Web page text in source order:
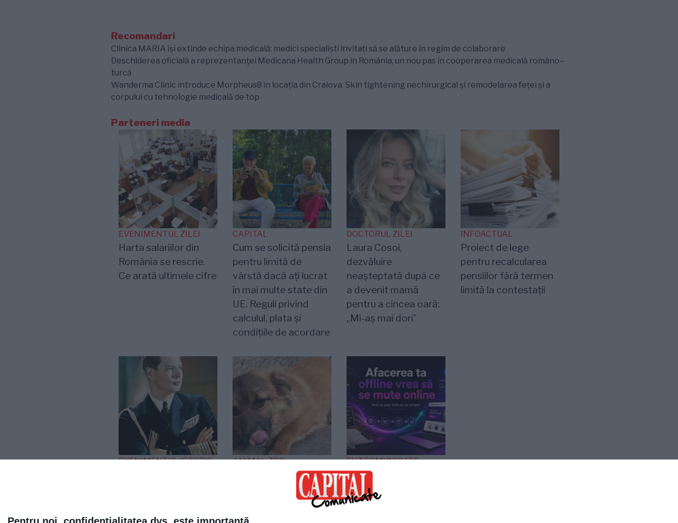
Recomandari
Clinica MARIA își extinde echipa medicală: medici specialiști invitați să se alăture în regim de colaborare
Deschiderea oficială a reprezentanței Medicana Health Group în România, un nou pas în cooperarea medicală româno–
turcă
Wanderma Clinic introduce Morpheus8 în locația din Craiova: Skin tightening nechirurgical și remodelarea feței și a
corpului cu tehnologie medicală de top
Parteneri media
EVENIMENTUL ZILEI
Harta salariilor din
România se rescrie.
Ce arată ultimele cifre
CAPITAL
Cum se solicită pensia
pentru limită de
vârstă dacă ați lucrat
în mai multe state din
UE. Reguli privind
calculul, plata și
condițiile de acordare
DOCTORUL ZILEI
Laura Cosoi,
dezvăluire
neașteptată după ce
a devenit mamă
pentru a cincea oară:
„Mi-aș mai dori”
INFOACTUAL
Proiect de lege
pentru recalcularea
pensiilor fără termen
limită la contestații
EVENIMENTUL ISTORIC
Regele Mihai după
ANIMAL ZOO
O viață așteaptă un
miracol! Cățelușa care
s-a refugiat într-un
colț așteptând
EVZ COMUNICATE
Agentia Plum Media
lansează un ghid
practic pentru